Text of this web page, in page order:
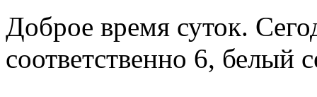
Доброе время суток.
соответственно 6, белый